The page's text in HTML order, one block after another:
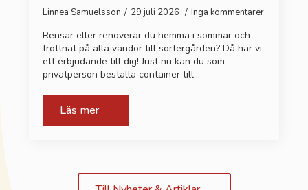
Linnea Samuelsson 29 juli 2026 Inga kommentarer
Rensar eller renoverar du hemma i sommar och
tröttnat på alla vändor till sortergården? Då har vi
ett erbjudande till dig! Just nu kan du som
privatperson beställa container till…
Läs mer